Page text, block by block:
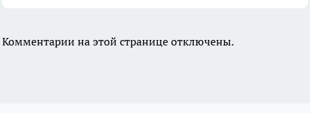
Комментарии на этой странице отключены.